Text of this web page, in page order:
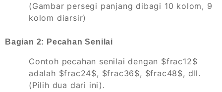
(Gambar persegi panjang dibagi 10 kolom, 9
kolom diarsir)
Bagian 2: Pecahan Senilai
Contoh pecahan senilai dengan $frac12$
adalah $frac24$, $frac36$, $frac48$, dll.
(Pilih dua dari ini).